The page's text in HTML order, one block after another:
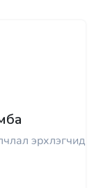
эрхлэгчид